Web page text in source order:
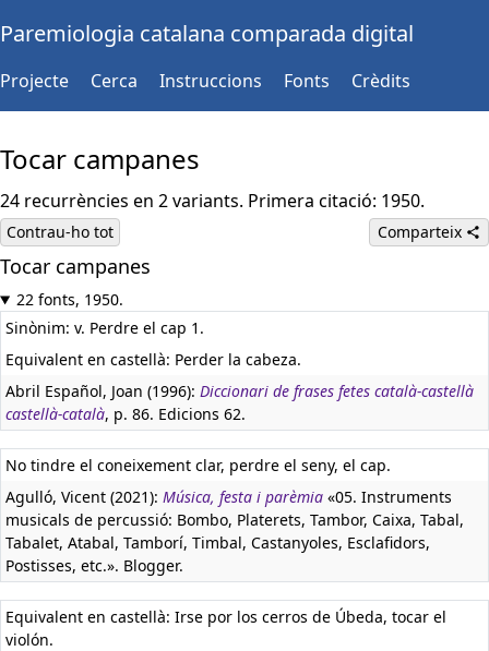
Paremiologia catalana comparada digital
Projecte Cerca Instruccions Fonts Crèdits
Tocar campanes
24 recurrències en 2 variants. Primera citació: 1950.
Contrau-ho tot Comparteix
Tocar campanes
22 fonts, 1950.
Sinònim: v. Perdre el cap 1.
Equivalent en castellà: Perder la cabeza.
Abril Español, Joan (1996): Diccionari de frases fetes català-castellà
castellà-català, p. 86. Edicions 62.
No tindre el coneixement clar, perdre el seny, el cap.
Agulló, Vicent (2021): Música, festa i parèmia «05. Instruments
musicals de percussió: Bombo, Platerets, Tambor, Caixa, Tabal,
Tabalet, Atabal, Tamborí, Timbal, Castanyoles, Esclafidors,
Postisses, etc.». Blogger.
Equivalent en castellà: Irse por los cerros de Úbeda, tocar el
violón.